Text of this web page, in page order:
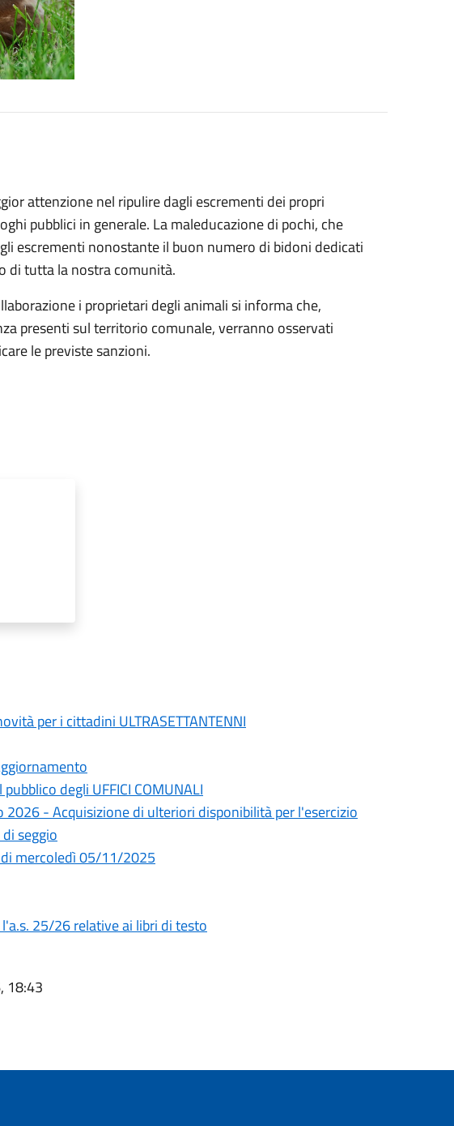
attenzione nel ripulire dagli escrementi dei propri
pubblici in generale. La maleducazione di pochi, che
escrementi nonostante il buon numero di bidoni dedicati
di tutta la nostra comunità.
i proprietari degli animali si informa che,
presenti sul territorio comunale, verranno osservati
le previste sanzioni.
per i cittadini ULTRASETTANTENNI
degli UFFICI COMUNALI
- Acquisizione di ulteriori disponibilità per l'esercizio
seggio
mercoledì 05/11/2025
25/26 relative ai libri di testo
18:43